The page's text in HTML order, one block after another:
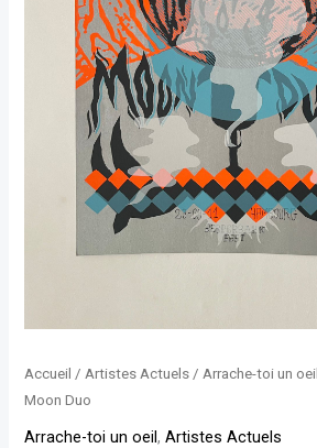
Accueil /Artistes Actuels /Arrache-toi un oeil
Moon Duo
Arrache-toi un oeil,Artistes Actuels